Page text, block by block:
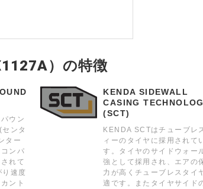
）の特徴
ウン
ンタ
ター
ンパ
れて
り速度
ント
KENDA SIDEWALL
CASING
(SCT)
KENDA SCTはチューブレ
ィーのタイヤに採用されて
す。タイヤのサイドウォー
強として採用され、エアの
力が高くチューブレスタイ
適です。またタイヤサイド